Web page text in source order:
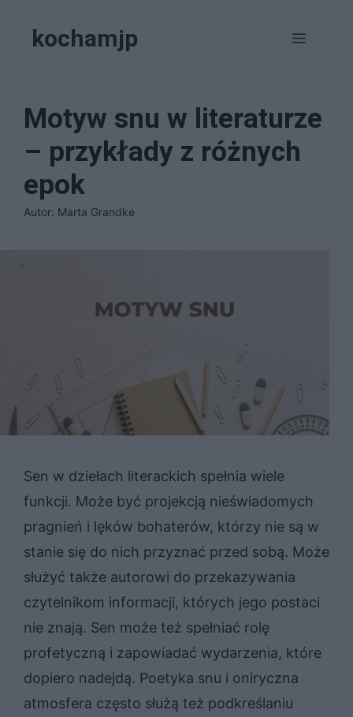
kochamjp Menu
Motyw snu w literaturze
– przykłady z różnych
epok
Autor: Marta Grandke
Sen w dziełach literackich spełnia wiele
funkcji. Może być projekcją nieświadomych
pragnień i lęków bohaterów, którzy nie są w
stanie się do nich przyznać przed sobą. Może
służyć także autorowi do przekazywania
czytelnikom informacji, których jego postaci
nie znają. Sen może też spełniać rolę
profetyczną i zapowiadać wydarzenia, które
dopiero nadejdą. Poetyka snu i oniryczna
atmosfera często służą też podkreślaniu